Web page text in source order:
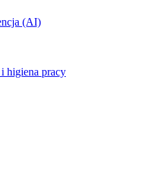
(AI)
higiena pracy